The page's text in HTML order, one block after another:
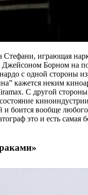
играющая
Борном на
с одной стороны
кажется неким
С другой
и боится вообще
это и есть самая